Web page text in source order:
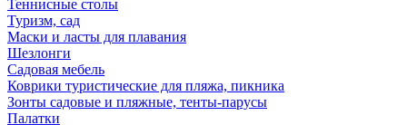
Теннисные столы
Туризм, сад
Маски и ласты для плавания
Шезлонги
Садовая мебель
Коврики туристические для пляжа, пикника
Зонты садовые и пляжные, тенты-парусы
Палатки